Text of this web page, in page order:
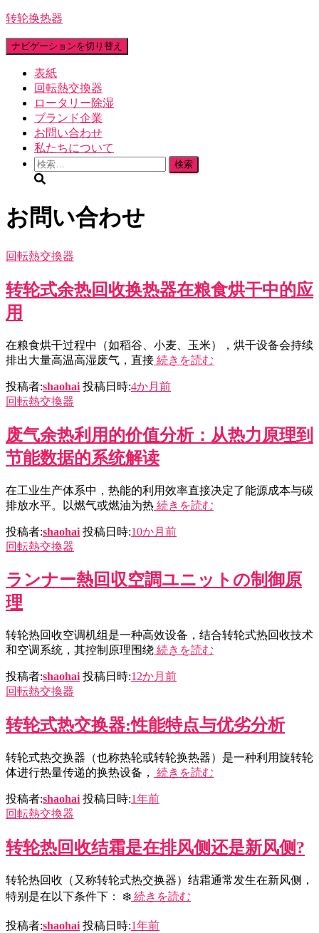
转轮换热器
ナビゲーションを切り替え
表紙
回転熱交換器
ロータリー除湿
ブランド企業
お問い合わせ
私たちについて
検
索:
お問い合わせ
回転熱交換器
转轮式余热回收换热器在粮食烘干中的应
用
在粮食烘干过程中（如稻谷、小麦、玉米），烘干设备会持续
排出大量高温高湿废气，直接 続きを読む
投稿者:shaohai 投稿日時:4か月 前
回転熱交換器
废气余热利用的价值分析：从热力原理到
节能数据的系统解读
在工业生产体系中，热能的利用效率直接决定了能源成本与碳
排放水平。以燃气或燃油为热 続きを読む
投稿者:shaohai 投稿日時:10か月 前
回転熱交換器
ランナー熱回収空調ユニットの制御原
理
转轮热回收空调机组是一种高效设备，结合转轮式热回收技术
和空调系统，其控制原理围绕 続きを読む
投稿者:shaohai 投稿日時:12か月 前
回転熱交換器
转轮式热交换器:性能特点与优劣分析
转轮式热交换器（也称热轮或转轮换热器）是一种利用旋转轮
体进行热量传递的换热设备，
続きを読む
投稿者:shaohai 投稿日時:1年前
回転熱交換器
转轮热回收结霜是在排风侧还是新风侧?
转轮热回收（又称转轮式热交换器）结霜通常发生在新风侧，
特别是在以下条件下： ❄️ 続きを読む
投稿者:shaohai 投稿日時:1年前